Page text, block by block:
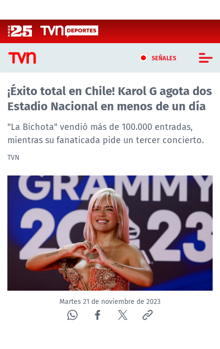
SEÑALES
CASTING MASTERCHEF CHILE
CASTING TVN VERTICAL
TVN VERTICAL
TVN PLAY
PROGRAMAS
TELESERIES
NTV
ACTUALIDAD Y TENDENCIAS
CORPORATIVO Y TRANSPARENCIA
CANAL DE DENUNCIAS
¡Éxito total en Chile! Karol G agota dos
Estadio Nacional en menos de un día
"La Bichota" vendió más de 100.000 entradas,
mientras su fanaticada pide un tercer concierto.
TVN
Martes 21 de noviembre de 2023